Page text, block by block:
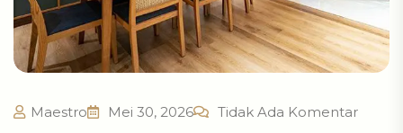
Maestro Mei 30, 2026 Tidak Ada Komentar